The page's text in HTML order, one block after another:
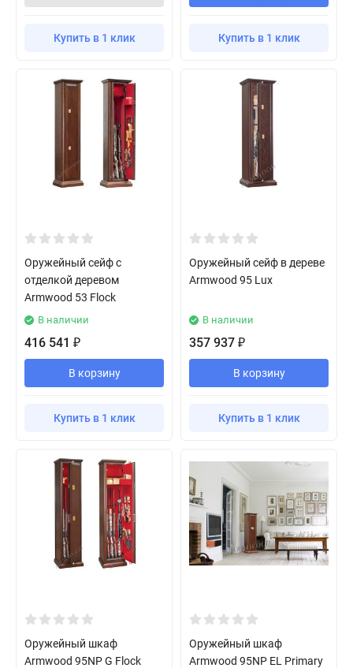
Купить в 1 клик Купить в 1 клик
Оружейный сейф с
отделкой деревом
Armwood 53 Flock
В наличии
416 541 ₽
В корзину
Купить в 1 клик
Оружейный сейф в дереве
Armwood 95 Lux
В наличии
357 937 ₽
В корзину
Купить в 1 клик
Оружейный шкаф
Armwood 95NP G Flock
Оружейный шкаф
Armwood 95NP EL Primary